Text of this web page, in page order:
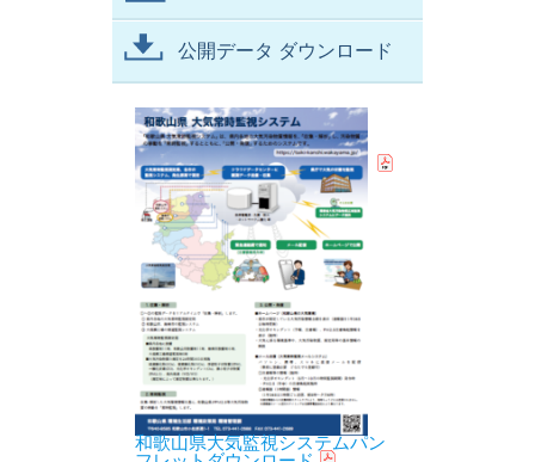
公開データ ダウンロード
和歌山県大気監視システムパン